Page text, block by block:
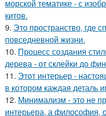
морской тематике - с
китов.
9. Это пространство, где
повседневной жизни.
10. Процесс создания
дерева - от склейки до
11. Этот интерьер -
в котором каждая деталь
12. Минимализм - это не
интерьера, а философия,